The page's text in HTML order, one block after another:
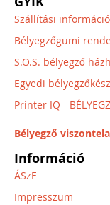
Szállítási
Bélyegzőgumi
S.O.S. bélyegző
Egyedi
Printer IQ -
Bélyegző
Információ
ÁSzF
Impresszum